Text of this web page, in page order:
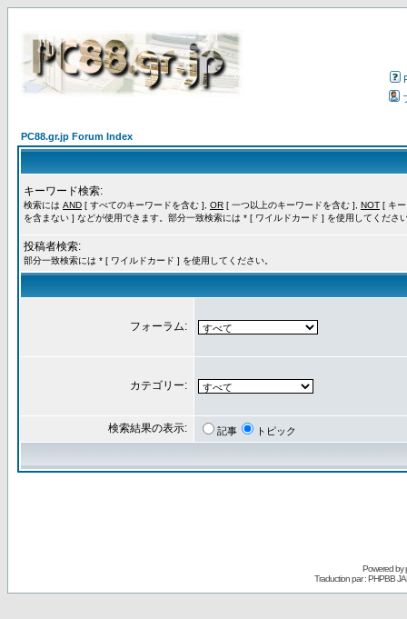
PC88.gr.jp Forum Index
キーワード検索:
検索には AND [ すべてのキーワードを含む ], OR [ 一つ以上のキーワードを含む ], NOT [ キ
を含まない ] などが使用できます。部分一致検索には * [ ワイルドカード ] を使用してくださ
投稿者検索:
部分一致検索には * [ ワイルドカード ] を使用してください。
フォーラム:
カテゴリー:
検索結果の表示: 記事 トピック
Powered by
Traduction par : PHPBB